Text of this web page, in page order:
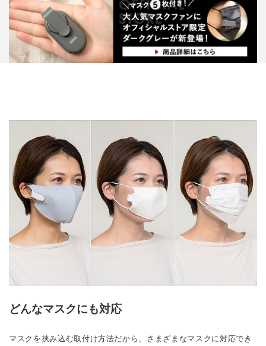
どんなマスクにも対応
マスクを挟み込む取付け方法だから、さまざまなマスクに対応でき